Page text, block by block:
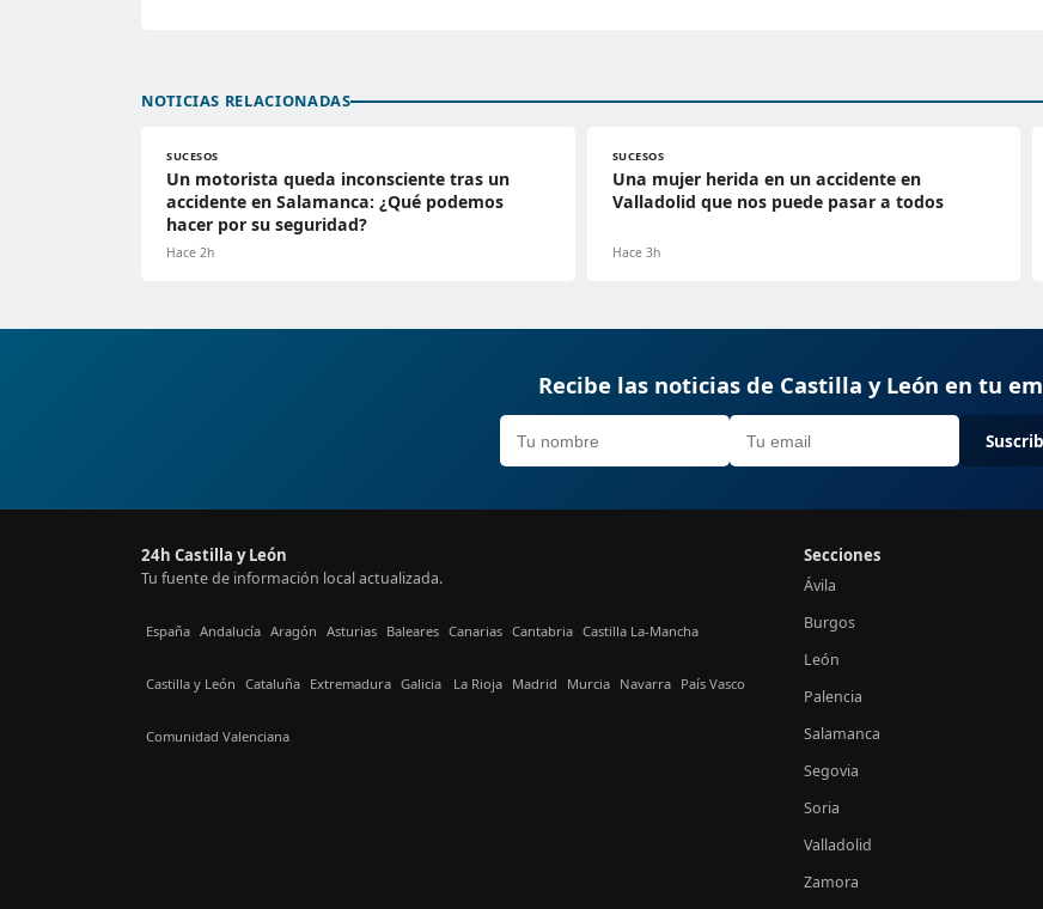
NOTICIAS RELACIONADAS
SUCESOS
Un motorista queda inconsciente tras un
accidente en Salamanca: ¿Qué podemos
hacer por su seguridad?
Hace 2h
SUCESOS
Una mujer herida en un accidente en
Valladolid que nos puede pasar a todos
Hace 3h
Recibe las noticias de Castilla y León en tu
24h Castilla y León
Tu fuente de información local actualizada.
España Andalucía Aragón Asturias Baleares Canarias Cantabria Castilla La-Mancha
Castilla y León Cataluña Extremadura Galicia La Rioja Madrid Murcia Navarra País Vasco
Comunidad Valenciana
Secciones
Ávila
Burgos
León
Palencia
Salamanca
Segovia
Soria
Valladolid
Zamora